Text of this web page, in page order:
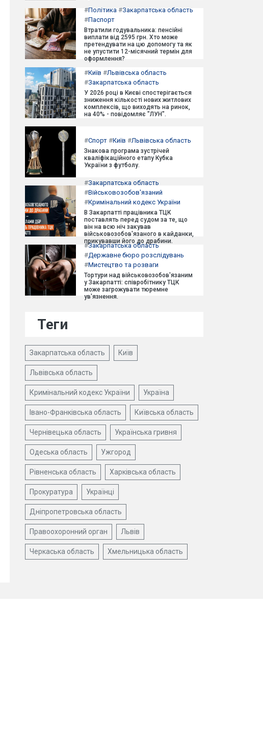
#Політика #Закарпатська область
#Паспорт
Втратили годувальника: пенсійні
виплати від 2595 грн. Хто може
претендувати на цю допомогу та як
не упустити 12-місячний термін для
оформлення?
#Київ #Львівська область
#Закарпатська область
У 2026 році в Києві спостерігається
зниження кількості нових житлових
комплексів, що виходять на ринок,
на 40% - повідомляє "ЛУН".
#Спорт #Київ #Львівська область
Знакова програма зустрічей
кваліфікаційного етапу Кубка
України з футболу.
#Закарпатська область
#Військовозобов'язаний
#Кримінальний кодекс України
В Закарпатті працівника ТЦК
поставлять перед судом за те, що
він на всю ніч закував
військовозобов'язаного в кайданки,
прикувавши його до драбини.
#Закарпатська область
#Державне бюро розслідувань
#Мистецтво та розваги
Тортури над військовозобов'язаним
у Закарпатті: співробітнику ТЦК
може загрожувати тюремне
ув'язнення.
Теги
Закарпатська область Київ
Львівська область
Кримінальний кодекс України Україна
Івано-Франківська область Київська область
Чернівецька область Українська гривня
Одеська область Ужгород
Рівненська область Харківська область
Прокуратура Українці
Дніпропетровська область
Правоохоронний орган Львів
Черкаська область Хмельницька область